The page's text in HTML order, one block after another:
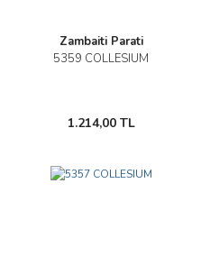
Zambaiti Parati
5359 COLLESIUM
1.214,00 TL